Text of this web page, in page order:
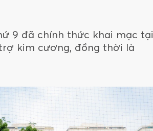
9 đã chính thức khai mạc tại
kim cương, đồng thời là